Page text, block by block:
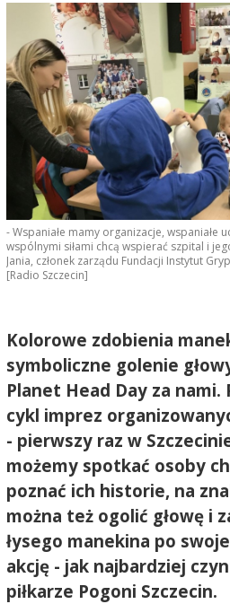
- Wspaniałe mamy organizacje, wspaniałe
wspólnymi siłami chcą wspierać szpital i
Jania, członek zarządu Fundacji Instytut
[Radio Szczecin]
Kolorowe zdobienia
symboliczne golenie
Planet Head Day za
cykl imprez
- pierwszy raz w
możemy spotkać osoby
poznać ich historie, na
można też ogolić głowę i
łysego manekina po
akcję - jak najbardziej
piłkarze Pogoni Szczecin.